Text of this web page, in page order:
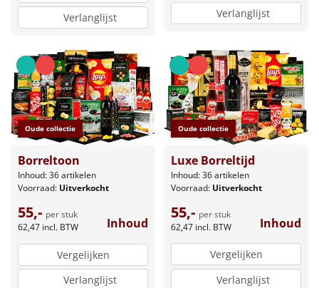
Verlanglijst
Verlanglijst
Oude collectie
Borreltoon
Inhoud: 36 artikelen
Voorraad: Uitverkocht
55,- per stuk
62,47 incl. BTW Inhoud
Vergelijken
Verlanglijst
Oude collectie
Luxe Borreltijd
Inhoud: 36 artikelen
Voorraad: Uitverkocht
55,- per stuk
62,47 incl. BTW Inhoud
Vergelijken
Verlanglijst